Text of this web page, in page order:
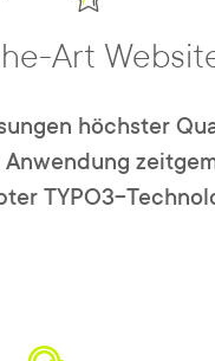
Art
höchster
TYPO3-